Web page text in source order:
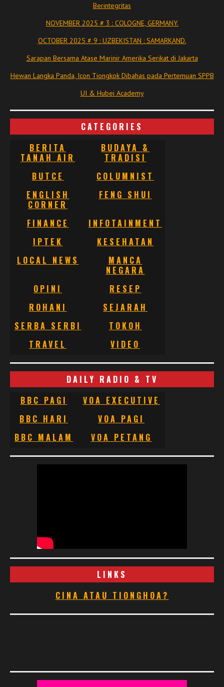
Berintegritas
NOVEMBER 2025 # 3 : COLOGNE, GERMANY.
OCTOBER 2025 # 9 : UZBEKISTAN : SAMARKAND.
Sarapan Bersama Atase Marinir Amerika Serikat di Jakarta
Hewan Langka Panda, Icon Tiongkok Dibahas pada Pertemuan SPPB
UI & Hubei Academy
CATEGORIES
BERITA
TANAH AIR
BUDAYA &
TRADISI
BUTCE
COLUMNIST
ENGLISH
CORNER
FENG SHUI
FINANCE
INFOTAINMENT
IPTEK
KESEHATAN
LOCAL NEWS
MANCA
NEGARA
OPINI
RESEP
ROHANI
SEJARAH
SERBA SERBI
TOKOH
TRAVEL
VIDEO
DAILY RADIO & TV
BBC PAGI
VOA EXECUTIVE
BBC HARI
VOA PAGI
BBC MALAM
VOA PETANG
LINKS
CINA ATAU TIONGHOA?